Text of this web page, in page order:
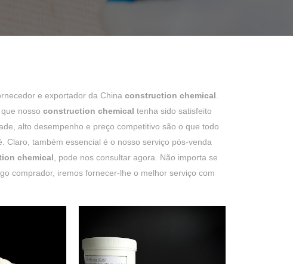
e exportador da China construction chemical
nosso construction chemical tenha sido satisfeito
alto desempenho e preço competitivo são o que todo
Claro, também essencial é o nosso serviço pós-venda
chemical , pode nos consultar agora. Não importa se
comprador, iremos fornecer-lhe o melhor serviço com